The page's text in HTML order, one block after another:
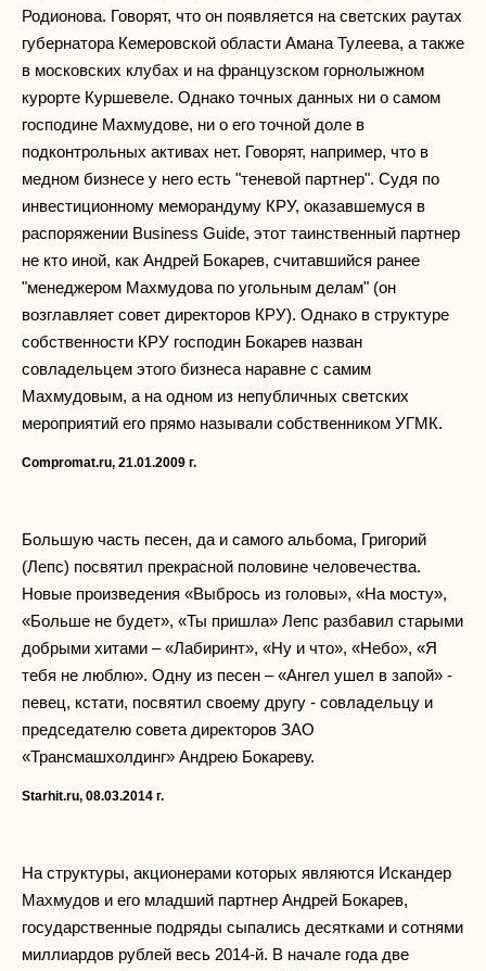
Родионова. Говорят, что он появляется на светских раутах
губернатора Кемеровской области Амана Тулеева, а также
в московских клубах и на французском горнолыжном
курорте Куршевеле. Однако точных данных ни о самом
господине Махмудове, ни о его точной доле в
подконтрольных активах нет. Говорят, например, что в
медном бизнесе у него есть "теневой партнер". Судя по
инвестиционному меморандуму КРУ, оказавшемуся в
распоряжении Business Guide, этот таинственный партнер
не кто иной, как Андрей Бокарев, считавшийся ранее
"менеджером Махмудова по угольным делам" (он
возглавляет совет директоров КРУ). Однако в структуре
собственности КРУ господин Бокарев назван
совладельцем этого бизнеса наравне с самим
Махмудовым, а на одном из непубличных светских
мероприятий его прямо называли собственником УГМК.
Compromat.ru, 21.01.2009 г.
Большую часть песен, да и самого альбома, Григорий
(Лепс) посвятил прекрасной половине человечества.
Новые произведения «Выбрось из головы», «На мосту»,
«Больше не будет», «Ты пришла» Лепс разбавил старыми
добрыми хитами – «Лабиринт», «Ну и что», «Небо», «Я
тебя не люблю». Одну из песен – «Ангел ушел в запой» -
певец, кстати, посвятил своему другу - совладельцу и
председателю совета директоров ЗАО
«Трансмашхолдинг» Андрею Бокареву.
Starhit.ru, 08.03.2014 г.
На структуры, акционерами которых являются Искандер
Махмудов и его младший партнер Андрей Бокарев,
государственные подряды сыпались десятками и сотнями
миллиардов рублей весь 2014-й. В начале года две